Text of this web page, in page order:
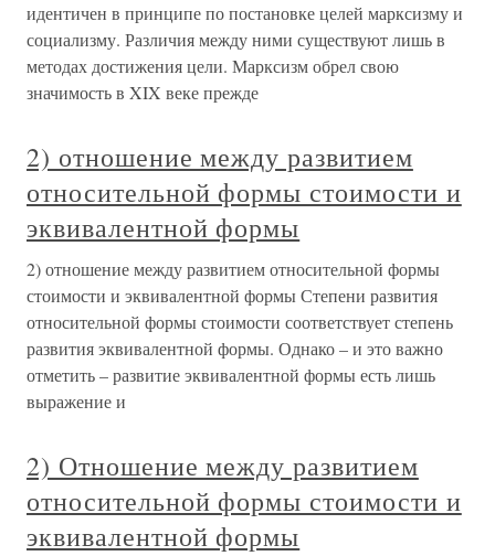
идентичен в принципе по постановке целей марксизму и
социализму. Различия между ними существуют лишь в
методах достижения цели. Марксизм обрел свою
значимость в XIX веке прежде
2) отношение между развитием
относительной формы стоимости и
эквивалентной формы
2) отношение между развитием относительной формы
стоимости и эквивалентной формы Степени развития
относительной формы стоимости соответствует степень
развития эквивалентной формы. Однако – и это важно
отметить – развитие эквивалентной формы есть лишь
выражение и
2) Отношение между развитием
относительной формы стоимости и
эквивалентной формы